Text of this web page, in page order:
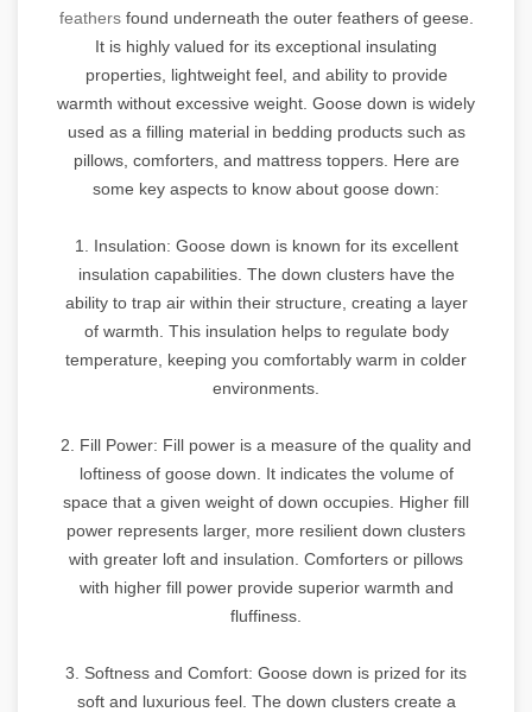
feathersfound underneath the outer feathers of geese.
It is highly valued for its exceptional insulating
properties, lightweight feel, and ability to provide
warmth without excessive weight. Goose down is widely
used as a filling material in bedding products such as
pillows, comforters, and mattress toppers. Here are
some key aspects to know about goose down:
1. Insulation: Goose down is known for its excellent
insulation capabilities. The down clusters have the
ability to trap air within their structure, creating a layer
of warmth. This insulation helps to regulate body
temperature, keeping you comfortably warm in colder
environments.
2. Fill Power: Fill power is a measure of the quality and
loftiness of goose down. It indicates the volume of
space that a given weight of down occupies. Higher fill
power represents larger, more resilient down clusters
with greater loft and insulation. Comforters or pillows
with higher fill power provide superior warmth and
fluffiness.
3. Softness and Comfort: Goose down is prized for its
soft and luxurious feel. The down clusters create a